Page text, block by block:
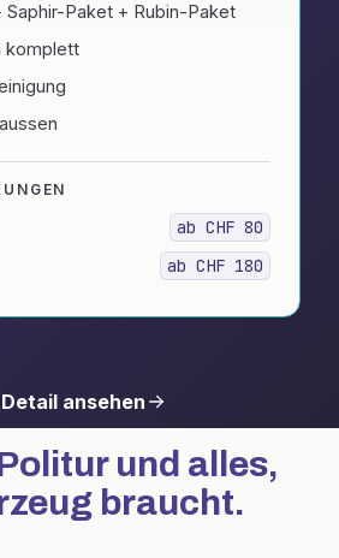
Paket + Rubin-Paket
komplett
ab CHF 80
ab CHF 180
ansehen
und alles,
braucht.